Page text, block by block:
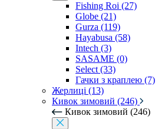
Fishing Roi (27)
Globe (21)
Gurza (119)
Hayabusa (58)
Intech (3)
SASAME (0)
Select (33)
Гачки з краплею (7)
Жерлиці (13)
Кивок зимовий (246)
Кивок зимовий (246)